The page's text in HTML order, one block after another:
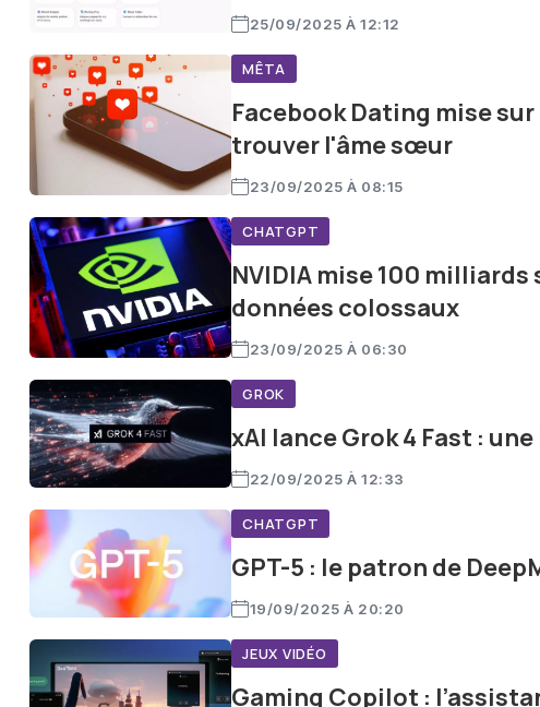
25/09/2025 À 12:12
MÊTA
Facebook Dating mise
trouver l'âme sœur
23/09/2025 À 08:15
CHATGPT
NVIDIA mise 100
données colossaux
23/09/2025 À 06:30
GROK
xAI lance Grok 4 Fast :
22/09/2025 À 12:33
CHATGPT
GPT-5 : le patron de
19/09/2025 À 20:20
JEUX VIDÉO
Gaming Copilot :